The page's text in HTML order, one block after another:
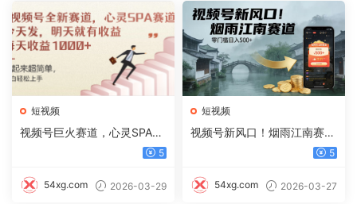
短视频
视频号巨火赛道，心灵SPA赛
道，做起来超简单，每天收益
5
54xg.com 2026-03-29
短视频
视频号新风口！烟雨江南赛
5
54xg.com 2026-03-27